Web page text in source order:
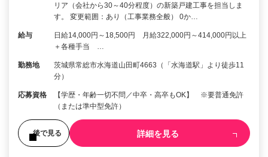
リア（会社から30～40分程度）の新築戸建工事を担当しま
す。 変更範囲：あり（工事業務全般） 0か…
給与
日給14,000円～18,500円 月給322,000円～414,000円以上
＋各種手当 …
勤務地
茨城県常総市水海道山田町4663（「水海道駅」より徒歩11
分）
応募資格
【学歴・年齢一切不問／中卒・高卒もOK】 ※要普通免許
（または準中型免許）
後で見る 詳細を見る